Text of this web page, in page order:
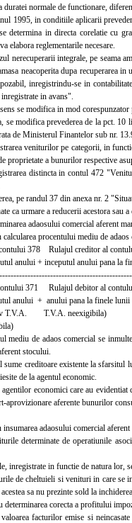
duratei normale de functionare,
1995, in conditiile aplicarii
determina in directa corelatie cu
elabora reglementarile necesare.
nerecuperarii integrale, pe seama
neacoperita dupa recuperarea
inregistrindu-se in
in avans".
se modifica in mod
se modifica prevederea de la pct. 10
de Ministerul Finantelor sub nr.
veniturilor pe categorii, in
proprietate a bunurilor respective
distincta in contul 472
pe randul 37 din anexa nr. 2
ca urmare a reducerii acestora
adaosului comercial aferent
procentului mediu de
378 Rulajul creditor al
anului + inceputul anului pana la
371 Rulajul debitor al
anului + anului pana la finele lunii
T.V.A. T.V.A. neexigibila)
mediu de adaos comercial se
stocului.
creditoare existente la sfarsitul
de la agentul economic.
economici care au evidentiat
aprovizionare aferente bunurilor
adaosului comercial
determinate de operatiunile
inregistrate in functie de natura lor,
de cheltuieli si venituri in care se
sa nu prezinte sold la
corecta a profitului
facturilor emise si